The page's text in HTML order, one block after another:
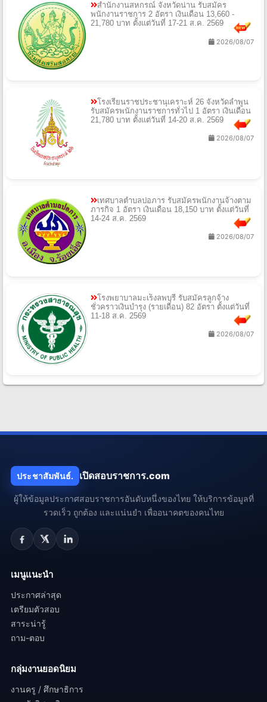
สำนักงานสหกรณ์ จังหวัดน่าน รับสมัคร
พนักงานราชการ 2 อัตรา เงินเดือน 13,660 -
21,780 บาท ตั้งแต่วันที่ 17-21 ส.ค. 2569
2026/08/07
โรงเรียนราชประชานุเคราะห์ 26 จังหวัดลำพูน
รับสมัครพนักงานราชการทั่วไป 1 อัตรา เงินเดือน
21,780 บาท ตั้งแต่วันที่ 14-20 ส.ค. 2569
2026/08/07
เทศบาลตำบลปอภาร รับสมัครพนักงานจ้างตาม
ภารกิจ 1 อัตรา เงินเดือน 18,150 บาท ตั้งแต่วันที่
14-24 ส.ค. 2569
2026/08/07
โรงพยาบาลมะเร็งลพบุรี รับสมัครลูกจ้าง
ชั่วคราวเงินบำรุง (รายเดือน) 82 อัตรา ตั้งแต่วันที่
11-18 ส.ค. 2569
2026/08/07
ประชาสัมพันธ์. เปิดสอบราชการ.com
ผู้ให้ข้อมูลประกาศสอบราชการอันดับหนึ่งของไทย ให้บริการข้อมูลที่
รวดเร็ว ถูกต้อง และแน่นยำ เพื่ออนาคตของคนไทย
เมนูแนะนำ
ประกาศล่าสุด
เตรียมตัวสอบ
สาระน่ารู้
ถาม-ตอบ
กลุ่มงานยอดนิยม
งานครู / ศึกษาธิการ